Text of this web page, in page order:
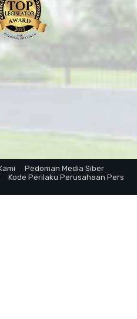
Pedoman Media Siber
Kode Perilaku Perusahaan Pers